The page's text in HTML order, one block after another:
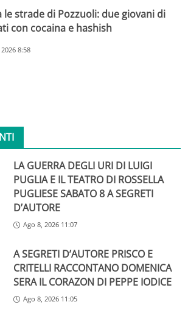
strade di Pozzuoli: due giovani di
con cocaina e hashish
8:58
LA GUERRA DEGLI URI DI LUIGI
PUGLIA E IL TEATRO DI ROSSELLA
PUGLIESE SABATO 8 A SEGRETI
D’AUTORE
Ago 8, 2026 11:07
A SEGRETI D’AUTORE PRISCO E
CRITELLI RACCONTANO DOMENICA
SERA IL CORAZON DI PEPPE IODICE
Ago 8, 2026 11:05